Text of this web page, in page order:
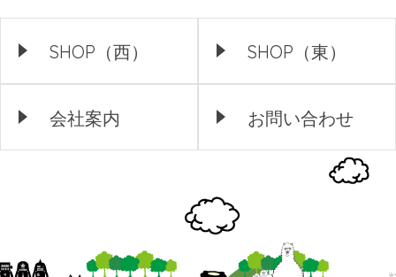
SHOP（西） SHOP（東）
会社案内 お問い合わせ